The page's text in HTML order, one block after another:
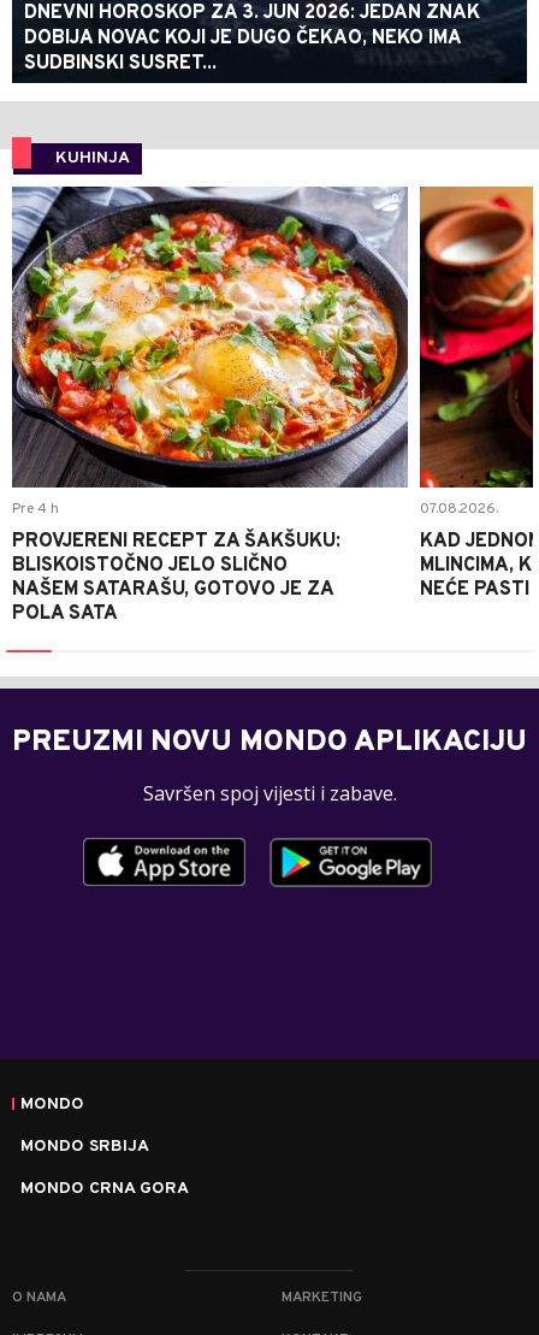
DNEVNI HOROSKOP ZA 3. JUN 2026: JEDAN ZNAK
DOBIJA NOVAC KOJI JE DUGO ČEKAO, NEKO IMA
SUDBINSKI SUSRET...
KUHINJA
0
Pre 4 h
PROVJERENI RECEPT ZA ŠAKŠUKU:
BLISKOISTOČNO JELO SLIČNO
NAŠEM SATARAŠU, GOTOVO JE ZA
POLA SATA
07.08.2026.
KAD
MLINCIMA,
NEĆE PASTI
PREUZMI NOVU MONDO APLIKACIJU
Savršen spoj vijesti i zabave.
MONDO
MONDO SRBIJA
MONDO CRNA GORA
O NAMA MARKETING